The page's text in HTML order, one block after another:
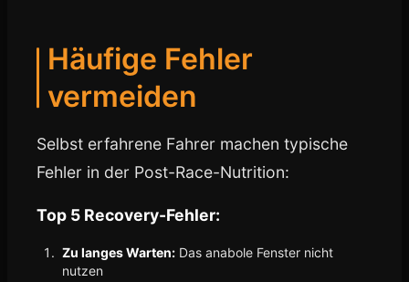
Häufige Fehler
vermeiden
Selbst erfahrene Fahrer machen typische
Fehler in der Post-Race-Nutrition:
Top 5 Recovery-Fehler:
Zu langes Warten: Das anabole Fenster nicht
nutzen